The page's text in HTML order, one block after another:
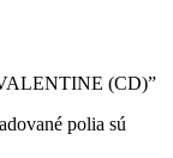
(CD)”
polia sú